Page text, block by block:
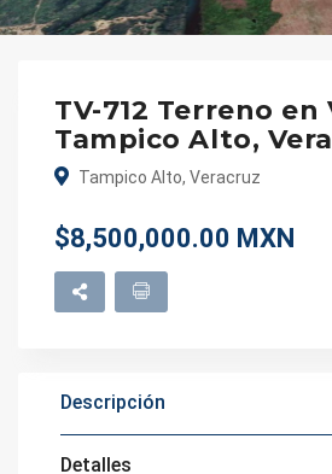
TV-712 Terreno en
Tampico Alto,
Tampico Alto, Veracruz
$8,500,000.00 MXN
Descripción
Detalles